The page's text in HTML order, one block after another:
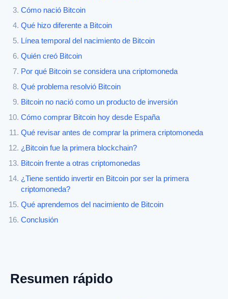
Cómo nació Bitcoin
Qué hizo diferente a Bitcoin
Línea temporal del nacimiento de Bitcoin
Quién creó Bitcoin
Por qué Bitcoin se considera una criptomoneda
Qué problema resolvió Bitcoin
Bitcoin no nació como un producto de inversión
Cómo comprar Bitcoin hoy desde España
Qué revisar antes de comprar la primera criptomoneda
¿Bitcoin fue la primera blockchain?
Bitcoin frente a otras criptomonedas
¿Tiene sentido invertir en Bitcoin por ser la primera
criptomoneda?
Qué aprendemos del nacimiento de Bitcoin
Conclusión
Resumen rápido